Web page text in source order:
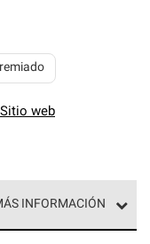
Sitio web
INFORMACIÓN